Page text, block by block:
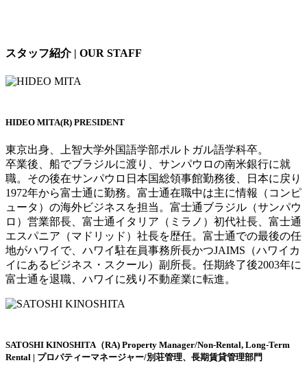
スタッフ紹介 | OUR STAFF
HIDEO MITA(R) PRESIDENT
東京出身、上智大学外国語学部ポルトガル語学科卒。
卒業後、船でブラジルに渡り、サンパウロの南米銀行に就
職。その後在サンパウロ日本国総領事館勤務後、日本に戻り
1972年から富士通に勤務。富士通在職中は主に情報（コンピ
ュータ）の海外ビジネスを担当。富士通ブラジル（サンパウ
ロ）営業部長、富士通イタリア（ミラノ）初代社長、富士通
エスパニア（マドリッド）社長を歴任。富士通での最後の任
地がハワイで、ハワイ駐在員事務所長かつJAIMS（ハワイカ
イにあるビジネス・スクール）副所長。任期終了後2003年に
富士通を退職、ハワイに残り不動産業に転進。
SATOSHI KINOSHITA（RA) Property Manager/Non-Rental, Long-Term
Rental | プロパティーマネージャー/別荘管理、長期賃貸管理部門